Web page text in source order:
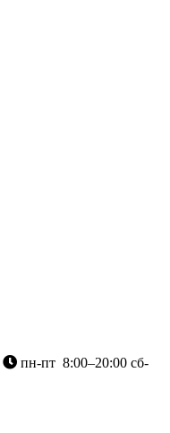
пн-пт 8:00–20:00 сб-